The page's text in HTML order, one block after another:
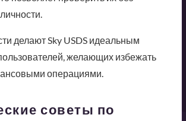
делают Sky USDS идеальным
желающих избежать
операциями.
советы по